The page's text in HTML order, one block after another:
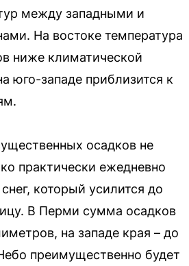
между западными и
На востоке температура
ниже климатической
юго-западе приблизится к
осадков не
практически ежедневно
который усилится до
В Перми сумма осадков
на западе края – до
преимущественно будет